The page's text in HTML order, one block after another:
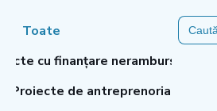
cu finanțare nerambursabilă
Proiecte de antreprenoriat
Toate
Search
for: